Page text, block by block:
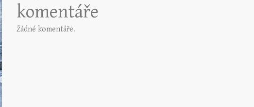
komentáře
Žádné komentáře.